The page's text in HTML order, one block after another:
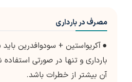
مصرف در بارداری
●آکریواستین + سودوافدرین باید
بارداری و تنها در صورتی استفاده
آن بیشتر از خطرات باشد.